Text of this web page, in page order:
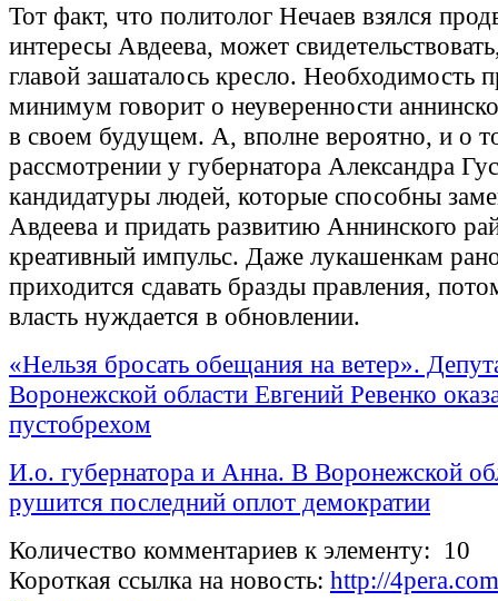
Тот факт, что политолог Нечаев взялся
интересы Авдеева, может
главой зашаталось кресло. Необходимость
минимум говорит о неуверенности
в своем будущем. А, вполне вероятно, и о
рассмотрении у губернатора Александра
кандидатуры людей, которые способны
Авдеева и придать развитию Аннинского
креативный импульс. Даже лукашенкам
приходится сдавать бразды правления,
власть нуждается в обновлении.
«Нельзя бросать обещания на ветер».
Воронежской области Евгений Ревенко
пустобрехом
И.о. губернатора и Анна. В Воронежской
рушится последний оплот демократии
Количество комментариев к элементу: 10
Короткая ссылка на новость: http://